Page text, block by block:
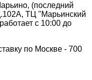
(последний
ТЦ "Марьинский
с 10:00 до
по Москве - 700